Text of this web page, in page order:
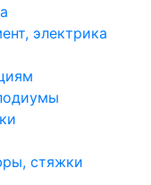
электрика
стяжки